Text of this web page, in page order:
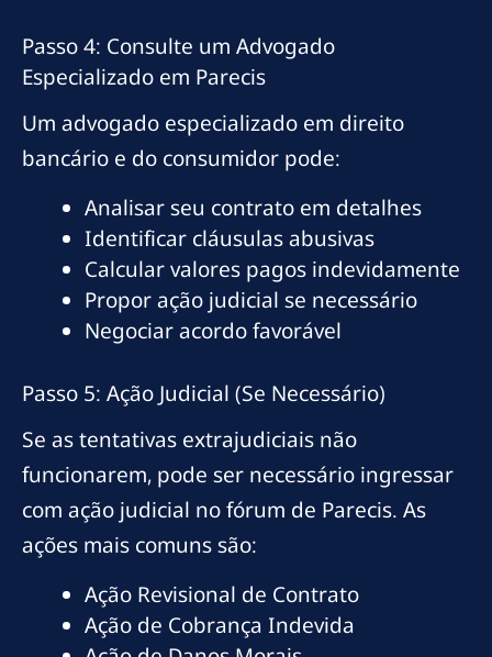
Passo 4: Consulte um Advogado
Especializado em Parecis
Um advogado especializado em direito
bancário e do consumidor pode:
Analisar seu contrato em detalhes
Identificar cláusulas abusivas
Calcular valores pagos indevidamente
Propor ação judicial se necessário
Negociar acordo favorável
Passo 5: Ação Judicial (Se Necessário)
Se as tentativas extrajudiciais não
funcionarem, pode ser necessário ingressar
com ação judicial no fórum de Parecis. As
ações mais comuns são:
Ação Revisional de Contrato
Ação de Cobrança Indevida